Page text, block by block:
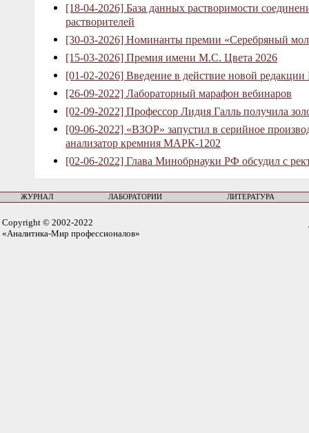
[18-04-2026] База данных растворимости
растворителей
[30-03-2026] Номинанты премии «Серебряный
[15-03-2026] Премия имени М.С. Цвета 2026
[01-02-2026] Введение в действие новой
[26-09-2022] Лабораторный марафон вебинаров
[02-09-2022] Профессор Лидия Галль получила
[09-06-2022] «ВЗОР» запустил в серийное
анализатор кремния МАРК-1202
[02-06-2022] Глава Минобрнауки РФ обсудил с
ЖУРНАЛ ЛАБОРАТОРИИ ЛИТЕРАТУРА
Copyright © 2002-2022
«Аналитика-Мир профессионалов»